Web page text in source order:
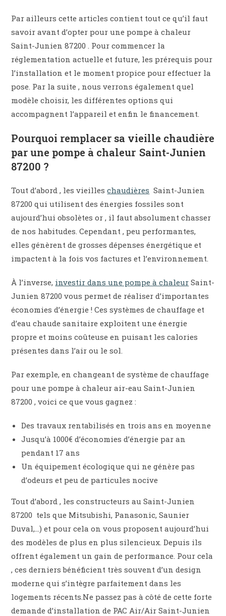
Par ailleurs cette articles contient tout ce qu’il faut
savoir avant d’opter pour une pompe à chaleur
Saint-Junien 87200 . Pour commencer la
réglementation actuelle et future, les prérequis pour
l’installation et le moment propice pour effectuer la
pose. Par la suite , nous verrons également quel
modèle choisir, les différentes options qui
accompagnent l’appareil et enfin le financement.
Pourquoi remplacer sa vieille chaudière
par une pompe à chaleur Saint-Junien
87200 ?
Tout d’abord , les vieilleschaudières Saint-Junien
87200 qui utilisent des énergies fossiles sont
aujourd’hui obsolètes or , il faut absolument chasser
de nos habitudes. Cependant , peu performantes,
elles génèrent de grosses dépenses énergétique et
impactent à la fois vos factures et l’environnement.
À l’inverse, investir dans une pompe à chaleur Saint-
Junien 87200 vous permet de réaliser d’importantes
économies d’énergie ! Ces systèmes de chauffage et
d’eau chaude sanitaire exploitent une énergie
propre et moins coûteuse en puisant les calories
présentes dans l’air ou le sol.
Par exemple, en changeant de système de chauffage
pour une pompe à chaleur air-eau Saint-Junien
87200 , voici ce que vous gagnez :
Des travaux rentabilisés en trois ans en moyenne
Jusqu’à 1000€ d’économies d’énergie par an
pendant 17 ans
Un équipement écologique qui ne génère pas
d’odeurs et peu de particules nocive
Tout d’abord , les constructeurs au Saint-Junien
87200 tels que Mitsubishi, Panasonic, Saunier
Duval,…) et pour cela on vous proposent aujourd’hui
des modèles de plus en plus silencieux. Depuis ils
offrent également un gain de performance. Pour cela
, ces derniers bénéficient très souvent d’un design
moderne qui s’intègre parfaitement dans les
logements récents.Ne passez pas à côté de cette forte
demande d’installation de PAC Air/Air Saint-Junien